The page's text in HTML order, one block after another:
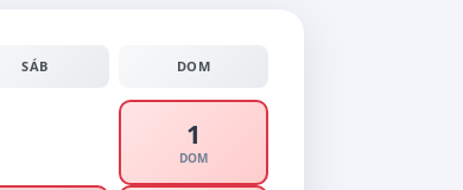
SÁB DOM
1
DOM